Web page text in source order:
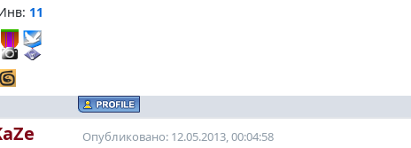
11
Опубликовано: 12.05.2013, 00:04:58